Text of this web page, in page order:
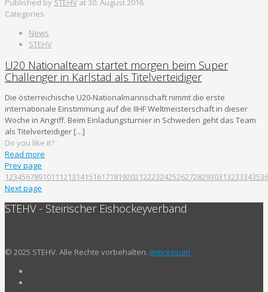
Published by STEHV at30. August 2016
Categories
News
STEHV
U20 Nationalteam startet morgen beim Super
Challenger in Karlstad als Titelverteidiger
Die österreichische U20-Nationalmannschaft nimmt die erste
internationale Einstimmung auf die IIHF Weltmeisterschaft in dieser
Woche in Angriff. Beim Einladungsturnier in Schweden geht das Team
als Titelverteidiger […]
Do you like it?
Read more
Prev page
1234567891011 12131415161718192021222324252627282930313233343536
Next page
STEHV - Steirischer Eishockeyverband
© 2025 STEHV. Alle Rechte vorbehalten. Impressum